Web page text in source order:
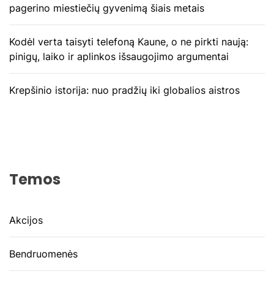
pagerino miestiečių gyvenimą šiais metais
Kodėl verta taisyti telefoną Kaune, o ne pirkti naują:
pinigų, laiko ir aplinkos išsaugojimo argumentai
Krepšinio istorija: nuo pradžių iki globalios aistros
Temos
Akcijos
Bendruomenės